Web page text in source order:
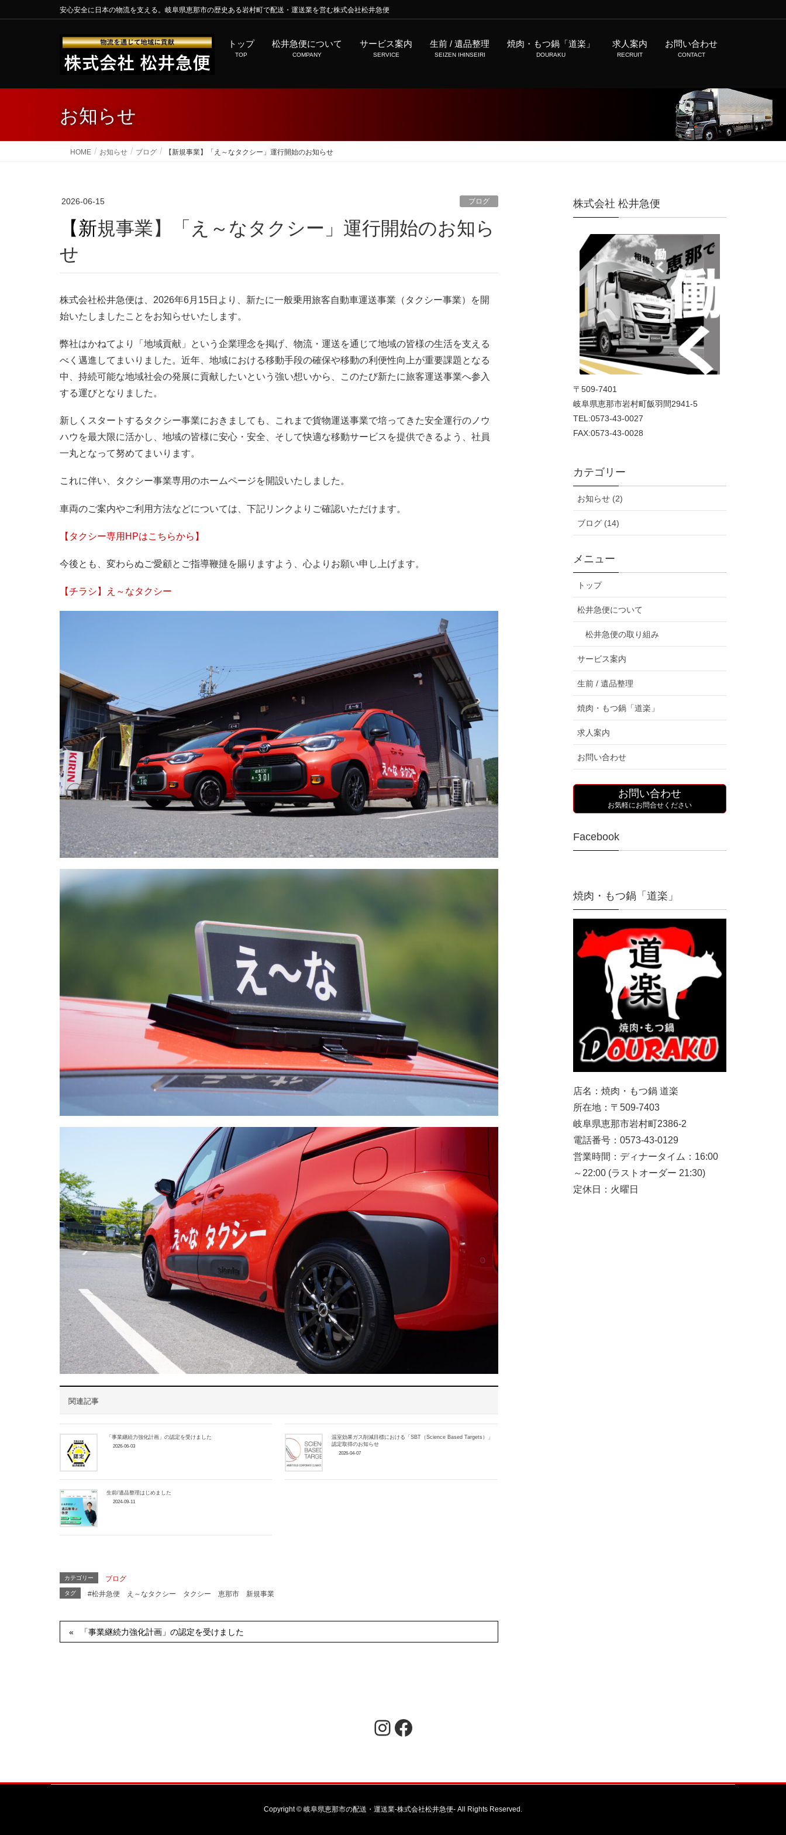
安心安全に日本の物流を支える。岐阜県恵那市の歴史ある岩村町で配送・運送業を営む株式会社松井急便
トップ
TOP
松井急便について
COMPANY
サービス案内
SERVICE
生前 / 遺品整理
SEIZEN IHINSEIRI
焼肉・もつ鍋「道楽」
DOURAKU
求人案内
RECRUIT
お問い合わせ
CONTACT
お知らせ
HOME お知らせ ブログ 【新規事業】「え～なタクシー」運行開始のお知らせ
2026-06-15 ブログ
【新規事業】「え～なタクシー」運行開始のお知ら
せ
株式会社松井急便は、2026年6月15日より、新たに一般乗用旅客自動車運送事業（タクシー事業）を開
始いたしましたことをお知らせいたします。
弊社はかねてより「地域貢献」という企業理念を掲げ、物流・運送を通じて地域の皆様の生活を支える
べく邁進してまいりました。近年、地域における移動手段の確保や移動の利便性向上が重要課題となる
中、持続可能な地域社会の発展に貢献したいという強い想いから、このたび新たに旅客運送事業へ参入
する運びとなりました。
新しくスタートするタクシー事業におきましても、これまで貨物運送事業で培ってきた安全運行のノウ
ハウを最大限に活かし、地域の皆様に安心・安全、そして快適な移動サービスを提供できるよう、社員
一丸となって努めてまいります。
これに伴い、タクシー事業専用のホームページを開設いたしました。
車両のご案内やご利用方法などについては、下記リンクよりご確認いただけます。
【タクシー専用HPはこちらから】
今後とも、変わらぬご愛顧とご指導鞭撻を賜りますよう、心よりお願い申し上げます。
【チラシ】え～なタクシー
関連記事
「事業継続力強化計画」の認定を受けました
2026-06-03
温室効果ガス削減目標における「SBT（Science Based Targets）」
認定取得のお知らせ
2026-04-07
生前/遺品整理はじめました
2024-09-11
カテゴリー ブログ
タグ #松井急便 え～なタクシー タクシー 恵那市 新規事業
「事業継続力強化計画」の認定を受けました
株式会社 松井急便
〒509-7401
岐阜県恵那市岩村町飯羽間2941-5
TEL:0573-43-0027
FAX:0573-43-0028
カテゴリー
お知らせ (2)
ブログ (14)
メニュー
トップ
松井急便について
松井急便の取り組み
サービス案内
生前 / 遺品整理
焼肉・もつ鍋「道楽」
求人案内
お問い合わせ
お問い合わせ
お気軽にお問合せください
Facebook
焼肉・もつ鍋「道楽」
店名：焼肉・もつ鍋 道楽
所在地：〒509-7403
岐阜県恵那市岩村町2386-2
電話番号：0573-43-0129
営業時間：ディナータイム：16:00
～22:00 (ラストオーダー 21:30)
定休日：火曜日
Copyright © 岐阜県恵那市の配送・運送業-株式会社松井急便- All Rights Reserved.